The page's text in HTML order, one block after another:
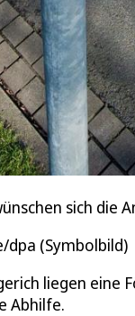
sich die
dpa (Symbolbild)
liegen eine
Abhilfe.